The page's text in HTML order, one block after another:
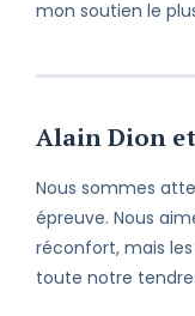
mon soutien le
Alain Dion
Nous sommes
épreuve. Nous
réconfort, mais
toute notre